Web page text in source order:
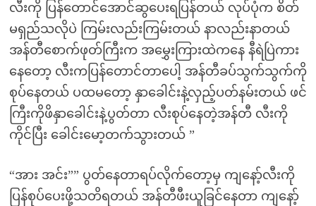
လီးကို ပြန်တောင်အောင်ဆွပေးရပြန်တယ် လုပ်ပုံက စိတ်
မရှည်သလိုပဲ ကြမ်းလည်းကြမ်းတယ် နာလည်းနာတယ်
အန်တီစောက်ဖုတ်ကြီးက အမွှေးကြားထဲကနေ နီရဲပြဲကား
နေတော့ လီးကပြန်တောင်တာပေါ့ အန်တီခပ်သွက်သွက်ကို
စုပ်နေတယ် ပထမတော့ နှာခေါင်းနဲ့လှည့်ပတ်နမ်းတယ် ဖင်
ကြီးကိုဖိနှာခေါင်းနဲ့ပွတ်တာ လီးစုပ်နေတဲ့အန်တီ လီးကို
ကိုင်ပြီး ခေါင်းမော့တက်သွားတယ် ”
“အား အင်း”” ပွတ်နေတာရပ်လိုက်တော့မှ ကျနော့်လီးကို
ပြန်စုပ်ပေးဖို့သတိရတယ် အန်တီဖီးယူခြင်နေတာ ကျနော့်